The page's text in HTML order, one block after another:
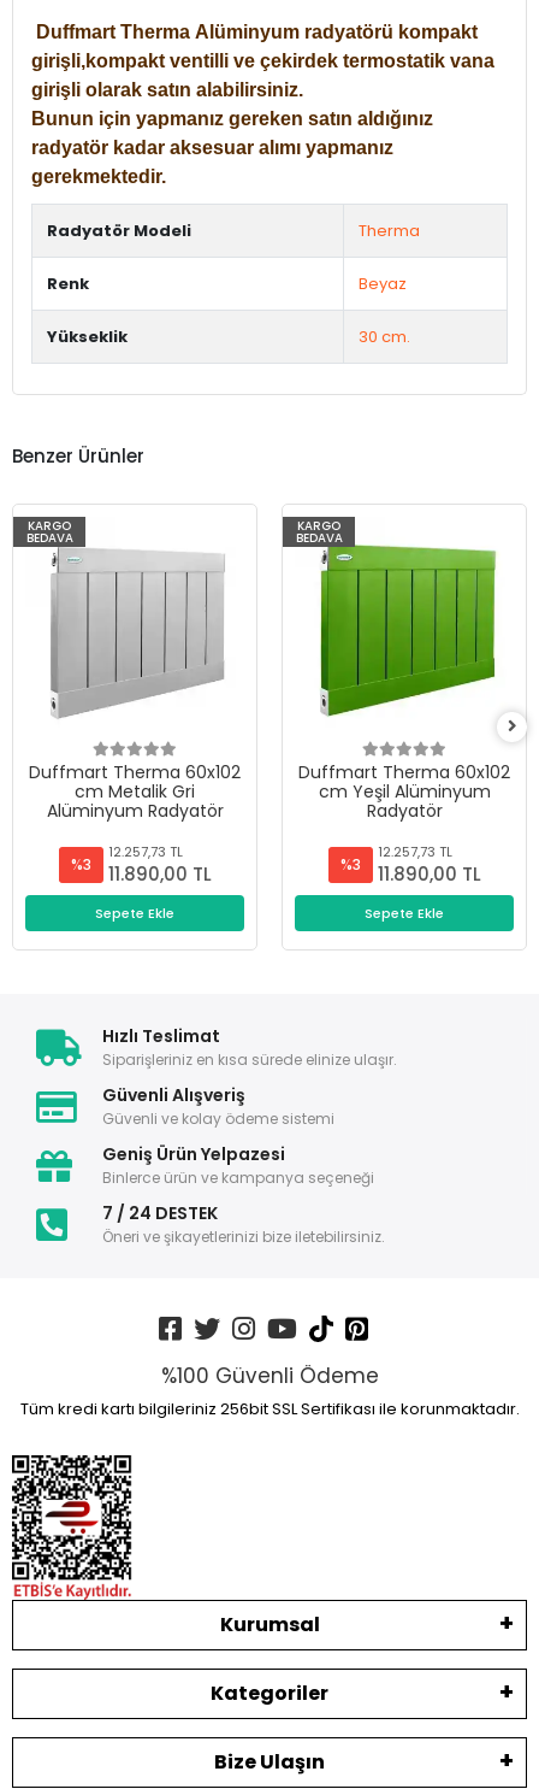
Duffmart Therma Alüminyum radyatörü kompakt
girişli,kompakt ventilli ve çekirdek termostatik vana
girişli olarak satın alabilirsiniz.
Bunun için yapmanız gereken satın aldığınız
radyatör kadar aksesuar alımı yapmanız
gerekmektedir.
Radyatör Modeli Therma
Renk Beyaz
Yükseklik 30 cm.
Benzer Ürünler
KARGO
BEDAVA
Duffmart Therma 60x102
cm Metalik Gri
Alüminyum Radyatör
%3
12.257,73 TL
11.890,00 TL
Sepete Ekle
KARGO
BEDAVA
Duffmart Therma 60x102
cm Yeşil Alüminyum
Radyatör
%3
12.257,73 TL
11.890,00 TL
Sepete Ekle
Hızlı Teslimat
Siparişleriniz en kısa sürede elinize ulaşır.
Güvenli Alışveriş
Güvenli ve kolay ödeme sistemi
Geniş Ürün Yelpazesi
Binlerce ürün ve kampanya seçeneği
7 / 24 DESTEK
Öneri ve şikayetlerinizi bize iletebilirsiniz.
%100 Güvenli Ödeme
Tüm kredi kartı bilgileriniz 256bit SSL Sertifikası ile korunmaktadır.
Kurumsal
Kategoriler
Bize Ulaşın